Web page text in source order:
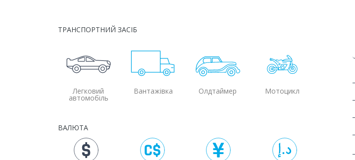
ТРАНСПОРТНИЙ ЗАСІБ
Легковий
автомобіль
Вантажівка Олдтаймер Мотоцикл
ВАЛЮТА